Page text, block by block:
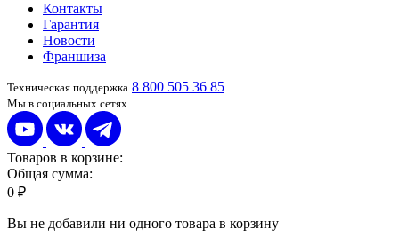
Контакты
Гарантия
Новости
Франшиза
Техническая поддержка 8 800 505 36 85
Мы в социальных сетях
Товаров в корзине:
Общая сумма:
0 ₽
Вы не добавили ни одного товара в корзину